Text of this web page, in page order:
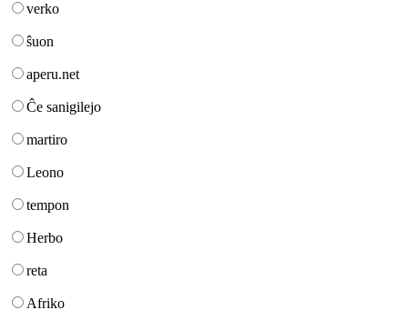
verko
ŝuon
aperu.net
Ĉe sanigilejo
martiro
Leono
tempon
Herbo
reta
Afriko